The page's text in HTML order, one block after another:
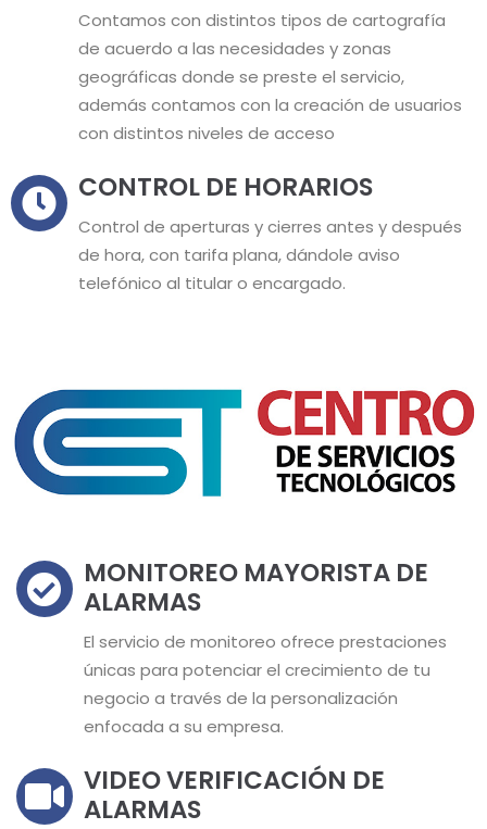
Contamos con distintos tipos de cartografía
de acuerdo a las necesidades y zonas
geográficas donde se preste el servicio,
además contamos con la creación de usuarios
con distintos niveles de acceso
CONTROL DE HORARIOS
Control de aperturas y cierres antes y después
de hora, con tarifa plana, dándole aviso
telefónico al titular o encargado.
MONITOREO MAYORISTA DE
ALARMAS
El servicio de monitoreo ofrece prestaciones
únicas para potenciar el crecimiento de tu
negocio a través de la personalización
enfocada a su empresa.
VIDEO VERIFICACIÓN DE
ALARMAS